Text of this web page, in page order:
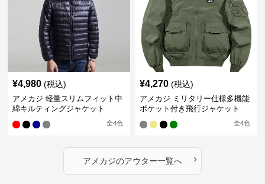
¥4,980 (税込)
アメカジ 軽量スリムフィット中
綿キルティングジャケット
全4色
¥4,270 (税込)
アメカジ ミリタリー仕様多機能
ポケット付き飛行ジャケット
全4色
アメカジのアウター一覧へ ›